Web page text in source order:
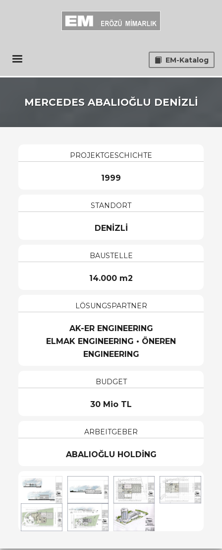
EM-Katalog
MERCEDES ABALIOĞLU DENİZLİ
PROJEKTGESCHICHTE
1999
STANDORT
DENİZLİ
BAUSTELLE
14.000 m2
LÖSUNGSPARTNER
AK-ER ENGINEERING
ELMAK ENGINEERING • ÖNEREN
ENGINEERING
BUDGET
30 Mio TL
ARBEITGEBER
ABALIOĞLU HOLDİNG